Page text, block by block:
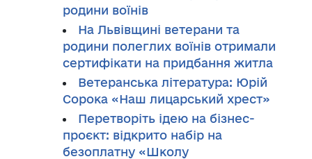
родини воїнів
На Львівщині ветерани та
родини полеглих воїнів отримали
сертифікати на придбання житла
Ветеранська література: Юрій
Сорока «Наш лицарський хрест»
Перетворіть ідею на бізнес-
проєкт: відкрито набір на
безоплатну «Школу